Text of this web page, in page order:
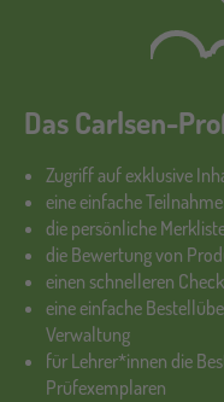
Das Carlsen-
Zugriff auf exklusive
eine einfache
die persönliche
die Bewertung von
einen schnelleren
eine einfache
Verwaltung
für Lehrer*innen die
Prüfexemplaren